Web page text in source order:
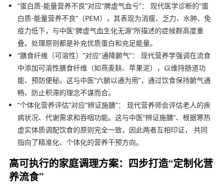
“蛋白质-能量营养不良”对应“脾虚气血亏”： 现代医学诊断的“蛋
白质-能量营养不良”（PEM），其表现为消瘦、乏力、水肿、免
疫力低下，与中医“脾虚气血生化无源”所描述的症候群高度重
叠。处理原则都是补充优质蛋白和充足能量。
“膳食纤维（可溶性）”对应“通降腑气”： 现代营养学强调在流食
中添加可溶性膳食纤维（如燕麦麸、苹果泥），以维持肠道功
能、预防便秘。这与中医“六腑以通为用”，通过饮食保持腑气通
畅、防止积滞的理念不谋而合。
“个体化营养评估”对应“辨证施膳”： 现代营养师会评估老人的疾
病状况、代谢需求和吞咽功能。这与中医“辨证施膳”、根据寒热
虚实体质调配饮食的原则完全一致，因此两者互相印证， 共同
指向了精准化、个体化的营养干预方向。
高可执行的家庭调理方案：四步打造“定制化营
养流食”